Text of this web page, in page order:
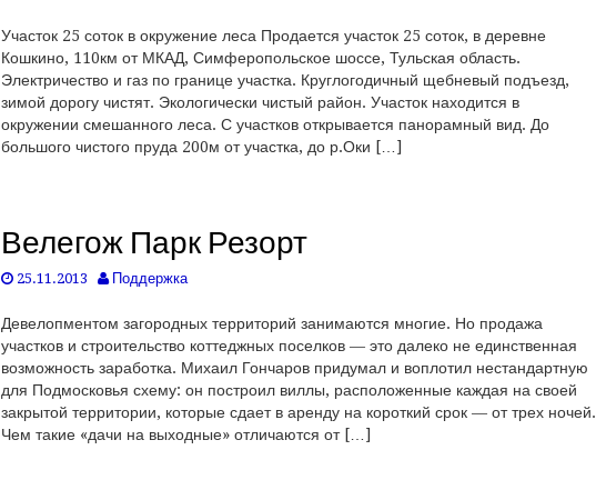
Участок 25 соток в окружение леса Продается участок 25 соток, в деревне
Кошкино, 110км от МКАД, Симферопольское шоссе, Тульская область.
Электричество и газ по границе участка. Круглогодичный щебневый подъезд,
зимой дорогу чистят. Экологически чистый район. Участок находится в
окружении смешанного леса. С участков открывается панорамный вид. До
большого чистого пруда 200м от участка, до р.Оки […]
Велегож Парк Резорт
25.11.2013 Поддержка
Девелопментом загородных территорий занимаются многие. Но продажа
участков и строительство коттеджных поселков — это далеко не единственная
возможность заработка. Михаил Гончаров придумал и воплотил нестандартную
для Подмосковья схему: он построил виллы, расположенные каждая на своей
закрытой территории, которые сдает в аренду на короткий срок — от трех ночей.
Чем такие «дачи на выходные» отличаются от […]